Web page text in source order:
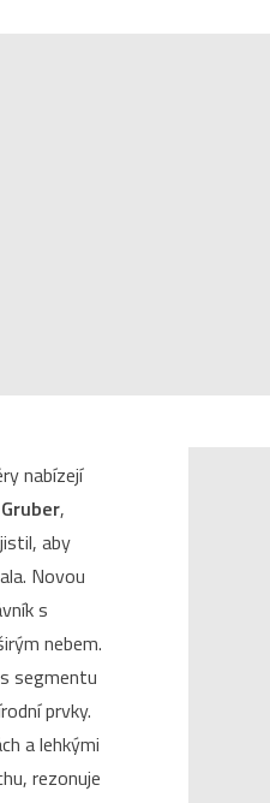
nabízejí
,
aby
Novou
s
nebem.
segmentu
prvky.
a lehkými
rezonuje